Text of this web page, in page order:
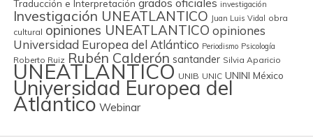
Traducción e Interpretación grados oficiales investigación
Investigación UNEATLANTICO Juan Luis Vidal
obra
cultural opiniones UNEATLANTICO opiniones
Universidad Europea del Atlántico Periodismo Psicología
Roberto Ruiz Rubén Calderón santander Silvia Aparicio
UNEATLANTICO UNIB UNIC UNINI México
Universidad Europea del
Atlántico Webinar